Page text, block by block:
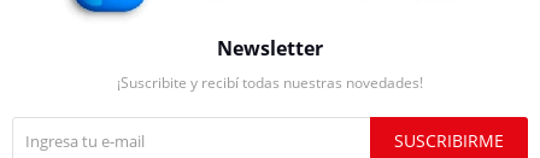
Newsletter
¡Suscribite y recibí todas nuestras novedades!
SUSCRIBIRME